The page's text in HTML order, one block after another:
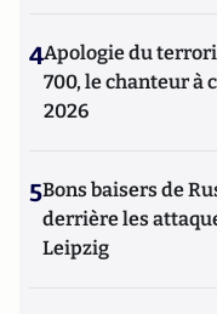
4Apologie du
700, le chanteur à
2026
5Bons baisers de
derrière les
Leipzig